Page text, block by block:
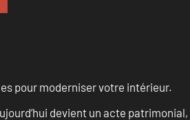
pour moderniser votre intérieur.
devient un acte